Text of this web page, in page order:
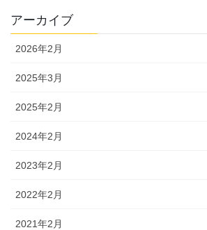
アーカイブ
2026年2月
2025年3月
2025年2月
2024年2月
2023年2月
2022年2月
2021年2月